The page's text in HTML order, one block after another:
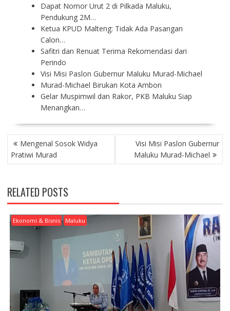
Dapat Nomor Urut 2 di Pilkada Maluku,
Pendukung 2M…
Ketua KPUD Malteng: Tidak Ada Pasangan
Calon…
Safitri dan Renuat Terima Rekomendasi dari
Perindo
Visi Misi Paslon Gubernur Maluku Murad-Michael
Murad-Michael Birukan Kota Ambon
Gelar Muspimwil dan Rakor, PKB Maluku Siap
Menangkan…
P
O
S
N
A
V
G
A
T
Mengenal Sosok Widya
Pratiwi Murad
Visi Misi Paslon Gubernur
Maluku Murad-Michael
RELATED POSTS
Ekonomi & Bisnis Maluku